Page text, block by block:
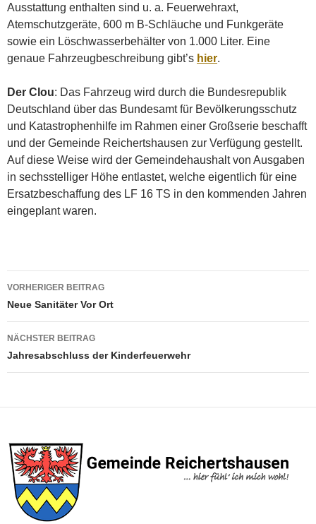
Ausstattung enthalten sind u. a. Feuerwehraxt,
Atemschutzgeräte, 600 m B-Schläuche und Funkgeräte
sowie ein Löschwasserbehälter von 1.000 Liter. Eine
genaue Fahrzeugbeschreibung gibt’s hier.
Der Clou: Das Fahrzeug wird durch die Bundesrepublik
Deutschland über das Bundesamt für Bevölkerungsschutz
und Katastrophenhilfe im Rahmen einer Großserie beschafft
und der Gemeinde Reichertshausen zur Verfügung gestellt.
Auf diese Weise wird der Gemeindehaushalt von Ausgaben
in sechsstelliger Höhe entlastet, welche eigentlich für eine
Ersatzbeschaffung des LF 16 TS in den kommenden Jahren
eingeplant waren.
Beitragsnavigation
VORHERIGER BEITRAG
Neue Sanitäter Vor Ort
NÄCHSTER BEITRAG
Jahresabschluss der Kinderfeuerwehr